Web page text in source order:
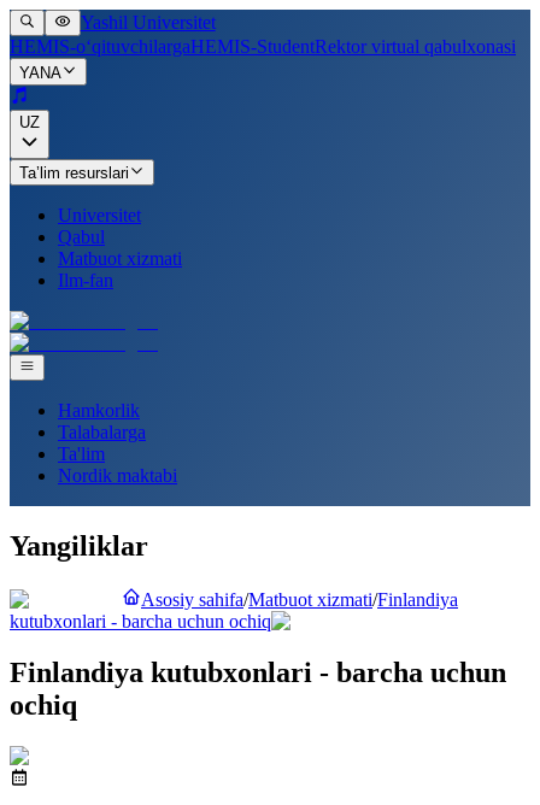
Yashil Universitet
HEMIS-o‘qituvchilargaHEMIS-StudentRektor virtual qabulxonasi
YANA
UZ
Ta’lim resurslari
Universitet
Qabul
Matbuot xizmati
Ilm-fan
Hamkorlik
Talabalarga
Ta'lim
Nordik maktabi
Yangiliklar
Asosiy sahifa/Matbuot xizmati/Finlandiya
kutubxonlari - barcha uchun ochiq
Finlandiya kutubxonlari - barcha uchun
ochiq